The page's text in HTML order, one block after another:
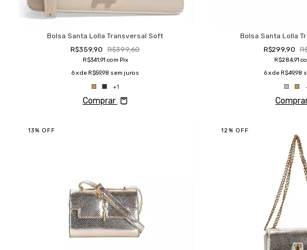
Bolsa Santa Lolla Transversal Soft
R$359,90
R$399,60
R$341,91 com Pix
6x de R$59,98 sem juros
+1
Comprar
Bolsa Santa Lolla
R$299,90
R$284,91
6x de R$49,98
13% OFF 12% OFF